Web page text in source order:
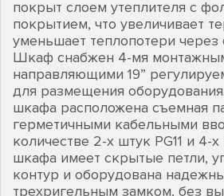
покрыт слоем утеплителя с
покрытием, что увеличивает
уменьшает теплопотери через
Шкаф снабжен 4-мя
направляющими 19”
для размещения
шкафа расположена съемная
герметичными кабельными
количестве 2-х штук PG11 и 4-
шкафа имеет скрытые петли,
контур и оборудована
трехригельным замком, без